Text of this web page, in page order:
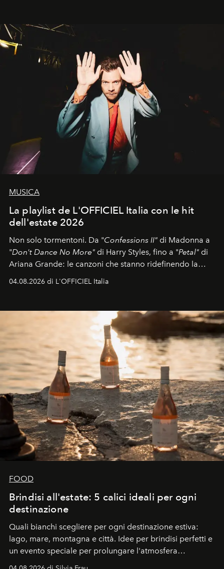
MUSICA
La playlist de L'OFFICIEL Italia con le hit
dell'estate 2026
Non solo tormentoni. Da "Confessions II" di Madonna a
"Don't Dance No More" di Harry Styles, fino a "Petal" di
Ariana Grande: le canzoni che stanno ridefinendo la
colonna sonora della stagione.
04.08.2026 di L'OFFICIEL Italia
FOOD
Brindisi all'estate: 5 calici ideali per ogni
destinazione
Quali bianchi scegliere per ogni destinazione estiva:
lago, mare, montagna e città. Idee per brindisi perfetti e
un evento speciale per prolungare l'atmosfera